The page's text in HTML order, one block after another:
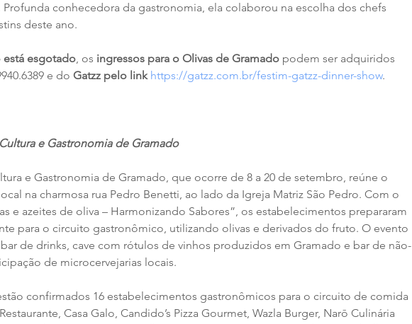
conhecedora da gastronomia, ela colaborou na escolha dos chefs
deste ano.
está esgotado, os ingressos para o Olivas de Gramado podem ser adquiridos
e do Gatzz pelo link https://gatzz.com.br/festim-gatzz-dinner-show.
e Gastronomia de Gramado
e Gastronomia de Gramado, que ocorre de 8 a 20 de setembro, reúne o
na charmosa rua Pedro Benetti, ao lado da Igreja Matriz São Pedro. Com o
e azeites de oliva – Harmonizando Sabores”, os estabelecimentos prepararam
para o circuito gastronômico, utilizando olivas e derivados do fruto. O evento
de drinks, cave com rótulos de vinhos produzidos em Gramado e bar de não-
de microcervejarias locais.
confirmados 16 estabelecimentos gastronômicos para o circuito de comida
Casa Galo, Candido’s Pizza Gourmet, Wazla Burger, Narō Culinária